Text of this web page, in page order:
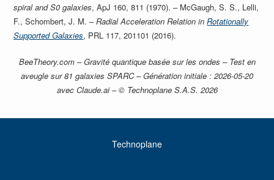
spiral and S0 galaxies, ApJ 160, 811 (1970). – McGaugh, S. S., Lelli,
F., Schombert, J. M. –Radial Acceleration Relation inRotationally
Supported Galaxies, PRL 117, 201101 (2016).
BeeTheory.com – Gravité quantique basée sur les ondes – Test en
aveugle sur 81 galaxies SPARC – Génération initiale : 2026-05-20
avec Claude.ai – © Technoplane S.A.S. 2026
Technoplane